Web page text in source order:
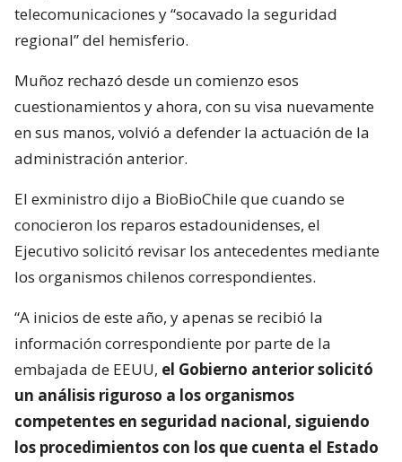
telecomunicaciones y “socavado la seguridad
regional” del hemisferio.
Muñoz rechazó desde un comienzo esos
cuestionamientos y ahora, con su visa nuevamente
en sus manos, volvió a defender la actuación de la
administración anterior.
El exministro dijo a BioBioChile que cuando se
conocieron los reparos estadounidenses, el
Ejecutivo solicitó revisar los antecedentes mediante
los organismos chilenos correspondientes.
“A inicios de este año, y apenas se recibió la
información correspondiente por parte de la
embajada de EEUU, el Gobierno anterior solicitó
un análisis riguroso a los organismos
competentes en seguridad nacional, siguiendo
los procedimientos con los que cuenta el Estado